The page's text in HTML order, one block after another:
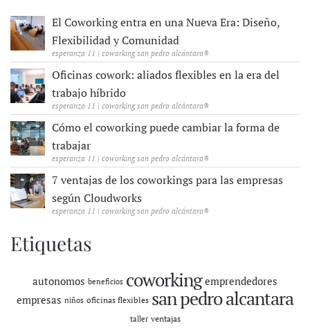
El Coworking entra en una Nueva Era: Diseño,
Flexibilidad y Comunidad
esperanza 11 | coworking san pedro alcántara®
Oficinas cowork: aliados flexibles en la era del
trabajo híbrido
esperanza 11 | coworking san pedro alcántara®
Cómo el coworking puede cambiar la forma de
trabajar
esperanza 11 | coworking san pedro alcántara®
7 ventajas de los coworkings para las empresas
según Cloudworks
esperanza 11 | coworking san pedro alcántara®
Etiquetas
autonomos beneficios coworking emprendedores
empresas niños oficinas flexibles san pedro alcantara
taller ventajas